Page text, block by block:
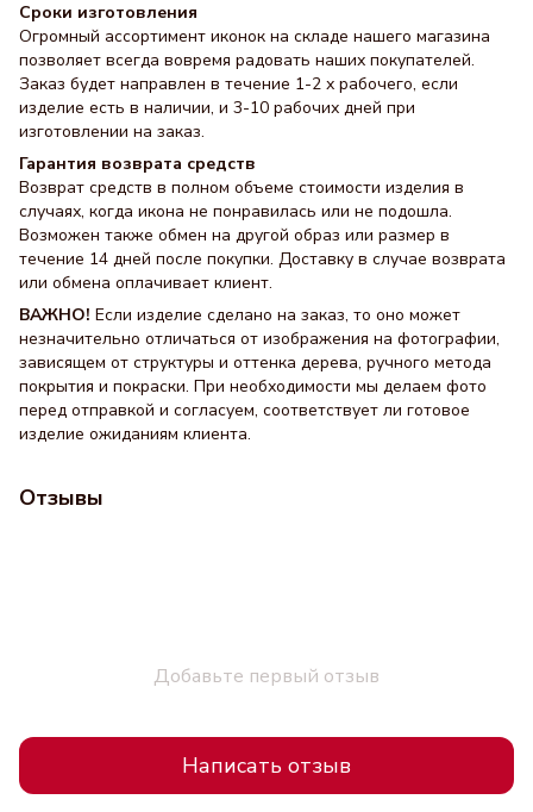
Сроки изготовления
Огромный ассортимент иконок на складе нашего магазина
позволяет всегда вовремя радовать наших покупателей.
Заказ будет направлен в течение 1-2 х рабочего, если
изделие есть в наличии, и 3-10 рабочих дней при
изготовлении на заказ.
Гарантия возврата средств
Возврат средств в полном объеме стоимости изделия в
случаях, когда икона не понравилась или не подошла.
Возможен также обмен на другой образ или размер в
течение 14 дней после покупки. Доставку в случае возврата
или обмена оплачивает клиент.
ВАЖНО! Если изделие сделано на заказ, то оно может
незначительно отличаться от изображения на фотографии,
зависящем от структуры и оттенка дерева, ручного метода
покрытия и покраски. При необходимости мы делаем фото
перед отправкой и согласуем, соответствует ли готовое
изделие ожиданиям клиента.
Отзывы
Добавьте первый отзыв
Написать отзыв